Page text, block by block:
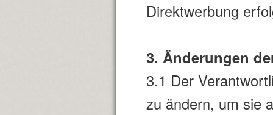
Direktwerbung
3. Änderungen
3.1 Der
zu ändern, um sie